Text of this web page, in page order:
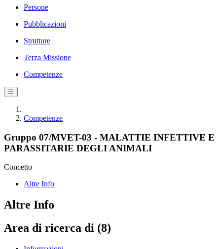
Persone
Pubblicazioni
Strutture
Terza Missione
Competenze
☰
Competenze
Gruppo 07/MVET-03 - MALATTIE INFETTIVE E
PARASSITARIE DEGLI ANIMALI
Concetto
Altre Info
Altre Info
Area di ricerca di (8)